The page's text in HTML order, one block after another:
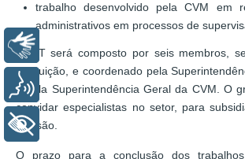
trabalho desenvolvido pela CVM em
administrativos em processos de
O GT será composto por seis membros,
instituição, e coordenado pela
e pela Superintendência Geral da CVM. O
convidar especialistas no setor, para
decisão.
O prazo para a conclusão dos
Voz
+ Acessibilidade